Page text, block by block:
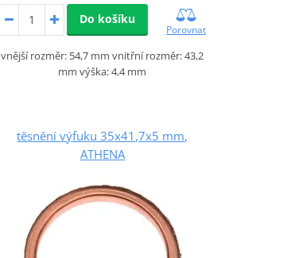
Do košíku
Porovnat
vnější rozměr: 54,7 mm vnitřní rozměr: 43,2
mm výška: 4,4 mm
těsnění výfuku 35x41,7x5 mm,
ATHENA